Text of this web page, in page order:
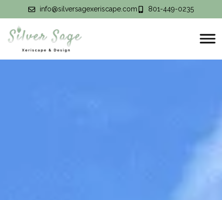
info@silversagexeriscape.com 801-449-0235